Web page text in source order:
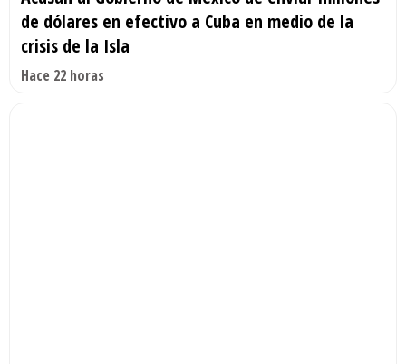
de dólares en efectivo a Cuba en medio de la
crisis de la Isla
Hace 22 horas